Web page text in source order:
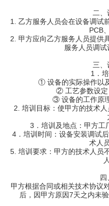
二
1. 乙方服务人员会在设备调试
PCB
2. 甲方应向乙方服务人员提供
服务人员调试
三、
1．
① 设备的实际操作以
② 工艺参数设定
③ 设备的工作原
2. 培训目标：使甲方的技术
3．培训及地点：甲方工
4．培训时间：设备安装调试
术人
5. 培训要求：甲方的技术人员
四
甲方根据合同或相关技术协议
后，因甲方原因7天之内未